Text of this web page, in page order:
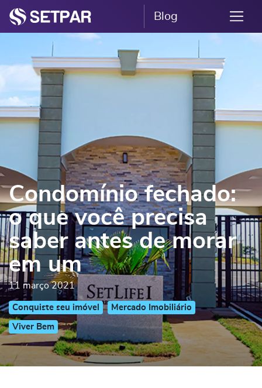
Blog
Condomínio fechado:
o que você precisa
saber antes de morar
em um
11 março 2021
Conquiste seu imóvel Mercado Imobiliário
Viver Bem